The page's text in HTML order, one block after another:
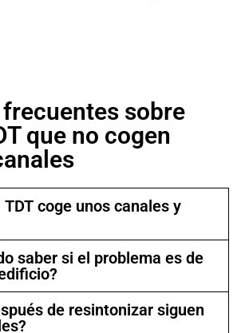
sobre
que no cogen
coge unos canales y
saber si el problema es de
de resintonizar siguen